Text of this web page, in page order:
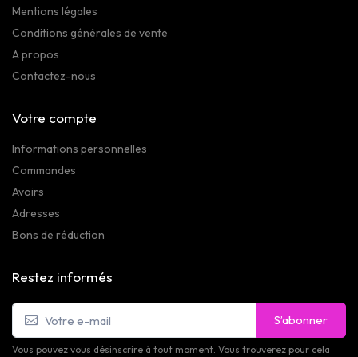
Mentions légales
Conditions générales de vente
A propos
Contactez-nous
Votre compte
Informations personnelles
Commandes
Avoirs
Adresses
Bons de réduction
Restez informés
S’abonner
Vous pouvez vous désinscrire à tout moment. Vous trouverez pour cela